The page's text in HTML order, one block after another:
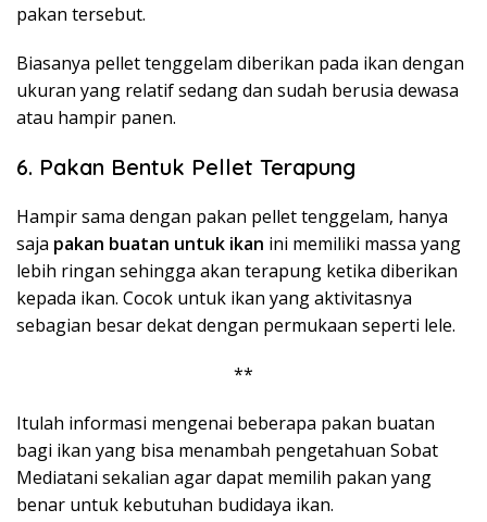
pakan tersebut.
Biasanya pellet tenggelam diberikan pada ikan dengan
ukuran yang relatif sedang dan sudah berusia dewasa
atau hampir panen.
6. Pakan Bentuk Pellet Terapung
Hampir sama dengan pakan pellet tenggelam, hanya
saja pakan buatan untuk ikan ini memiliki massa yang
lebih ringan sehingga akan terapung ketika diberikan
kepada ikan. Cocok untuk ikan yang aktivitasnya
sebagian besar dekat dengan permukaan seperti lele.
**
Itulah informasi mengenai beberapa pakan buatan
bagi ikan yang bisa menambah pengetahuan Sobat
Mediatani sekalian agar dapat memilih pakan yang
benar untuk kebutuhan budidaya ikan.